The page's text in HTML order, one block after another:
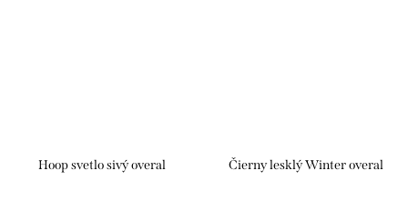
Hoop svetlo sivý overal Čierny lesklý Winter overal